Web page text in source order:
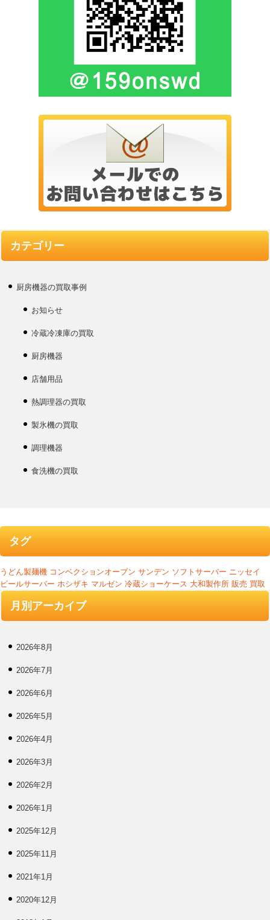
カテゴリー
厨房機器の買取事例
お知らせ
冷蔵冷凍庫の買取
厨房機器
店舗用品
熱調理器の買取
製氷機の買取
調理機器
食洗機の買取
タグ
うどん製麺機 コンベクションオーブン サンデン ソフトサーバー ニッセイ
ビールサーバー ホシザキ マルゼン 冷蔵ショーケース 大和製作所 販売 買取
月別アーカイブ
2026年8月
2026年7月
2026年6月
2026年5月
2026年4月
2026年3月
2026年2月
2026年1月
2025年12月
2025年11月
2021年1月
2020年12月